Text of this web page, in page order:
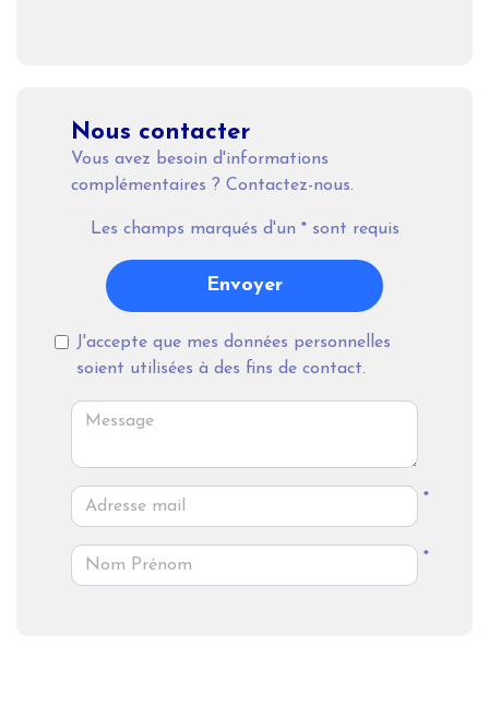
Nous contacter
Vous avez besoin d'informations
complémentaires ? Contactez-nous.
*
*
J'accepte que mes données personnelles
soient utilisées à des fins de contact.
Les champs marqués d'un *sont requis
Envoyer